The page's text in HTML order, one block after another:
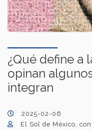
¿Qué define a
opinan
integran
2025-02-06
El Sol de México,